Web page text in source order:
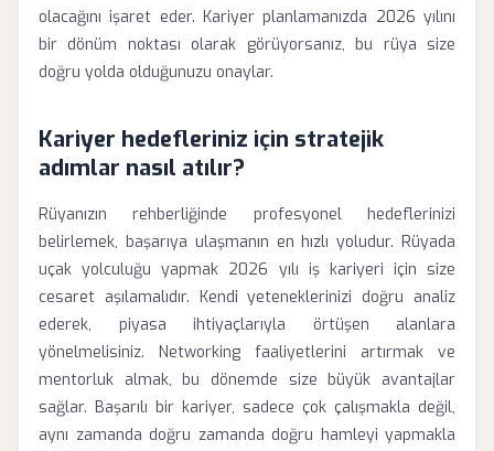
olacağını işaret eder. Kariyer planlamanızda 2026 yılını
bir dönüm noktası olarak görüyorsanız, bu rüya size
doğru yolda olduğunuzu onaylar.
Kariyer hedefleriniz için stratejik
adımlar nasıl atılır?
Rüyanızın rehberliğinde profesyonel hedeflerinizi
belirlemek, başarıya ulaşmanın en hızlı yoludur. Rüyada
uçak yolculuğu yapmak 2026 yılı iş kariyeri için size
cesaret aşılamalıdır. Kendi yeteneklerinizi doğru analiz
ederek, piyasa ihtiyaçlarıyla örtüşen alanlara
yönelmelisiniz. Networking faaliyetlerini artırmak ve
mentorluk almak, bu dönemde size büyük avantajlar
sağlar. Başarılı bir kariyer, sadece çok çalışmakla değil,
aynı zamanda doğru zamanda doğru hamleyi yapmakla